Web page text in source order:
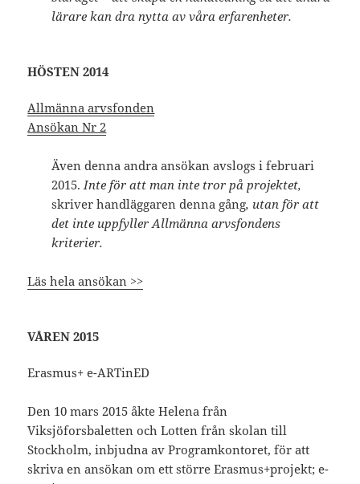
lärare kan dra nytta av våra erfarenheter.
HÖSTEN 2014
Allmänna arvsfonden
Ansökan Nr 2
Även denna andra ansökan avslogs i februari
2015. Inte för att man inte tror på projektet,
skriver handläggaren denna gång, utan för att
det inte uppfyller Allmänna arvsfondens
kriterier.
Läs hela ansökan >>
VÅREN 2015
Erasmus+ e-ARTinED
Den 10 mars 2015 åkte Helena från
Viksjöforsbaletten och Lotten från skolan till
Stockholm, inbjudna av Programkontoret, för att
skriva en ansökan om ett större Erasmus+projekt; e-